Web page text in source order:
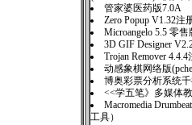
管家婆医药版7.0A
Zero Popup V1.32注
Microangelo 5.5 零售
3D GIF Designer
Trojan Remover 4.4.4
动感象棋网络版
博奥彩票分析系统
<<学五笔》多媒体
Macromedia
工具）